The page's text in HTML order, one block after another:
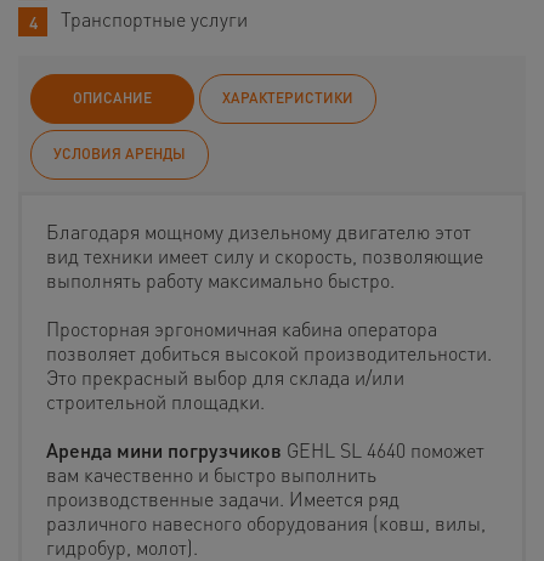
Транспортные услуги
ОПИСАНИЕ ХАРАКТЕРИСТИКИ
УСЛОВИЯ АРЕНДЫ
Благодаря мощному дизельному двигателю этот
вид техники имеет силу и скорость, позволяющие
выполнять работу максимально быстро.
Просторная эргономичная кабина оператора
позволяет добиться высокой производительности.
Это прекрасный выбор для склада и/или
строительной площадки.
Аренда мини погрузчиков GEHL SL 4640 поможет
вам качественно и быстро выполнить
производственные задачи. Имеется ряд
различного навесного оборудования (ковш, вилы,
гидробур, молот).